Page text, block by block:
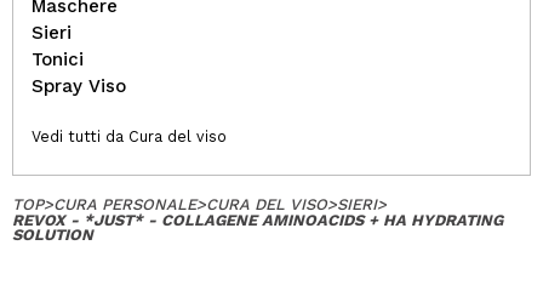
Maschere
Sieri
Tonici
Spray Viso
Vedi tutti da Cura del viso
TOP>CURA PERSONALE>CURA DEL VISO>SIERI>
REVOX - *JUST* - COLLAGENE AMINOACIDS + HA HYDRATING
SOLUTION